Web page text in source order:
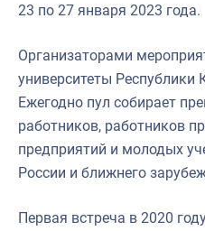
23 по 27 января 2023 года.
Организаторами
университеты
Ежегодно пул собирает
работников, работников
предприятий и молодых
России и ближнего
Первая встреча в 2020